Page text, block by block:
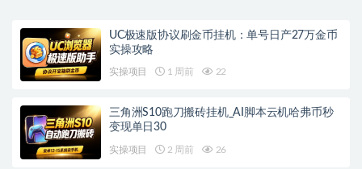
UC极速版协议刷金币挂机：单号日产27万金币
实操攻略
实操项目 1 周前 22
三角洲S10跑刀搬砖挂机_AI脚本云机哈弗币秒
变现单日30
实操项目 2 周前 26